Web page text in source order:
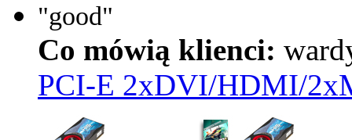
"good"
Co mówią klienci:
PCI-E 2xDVI/HDMI/